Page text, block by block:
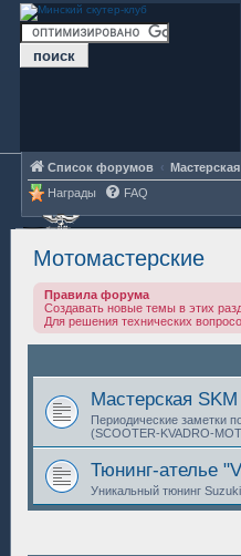
Список форумов Мастерская
Награды
FAQ
Мотомастерские
Правила форума
Создавать новые темы в этих
Для решения технических
Мастерская SKM
Периодические заметки
(SCOOTER-KVADRO-
Тюнинг-ателье
Уникальный тюнинг